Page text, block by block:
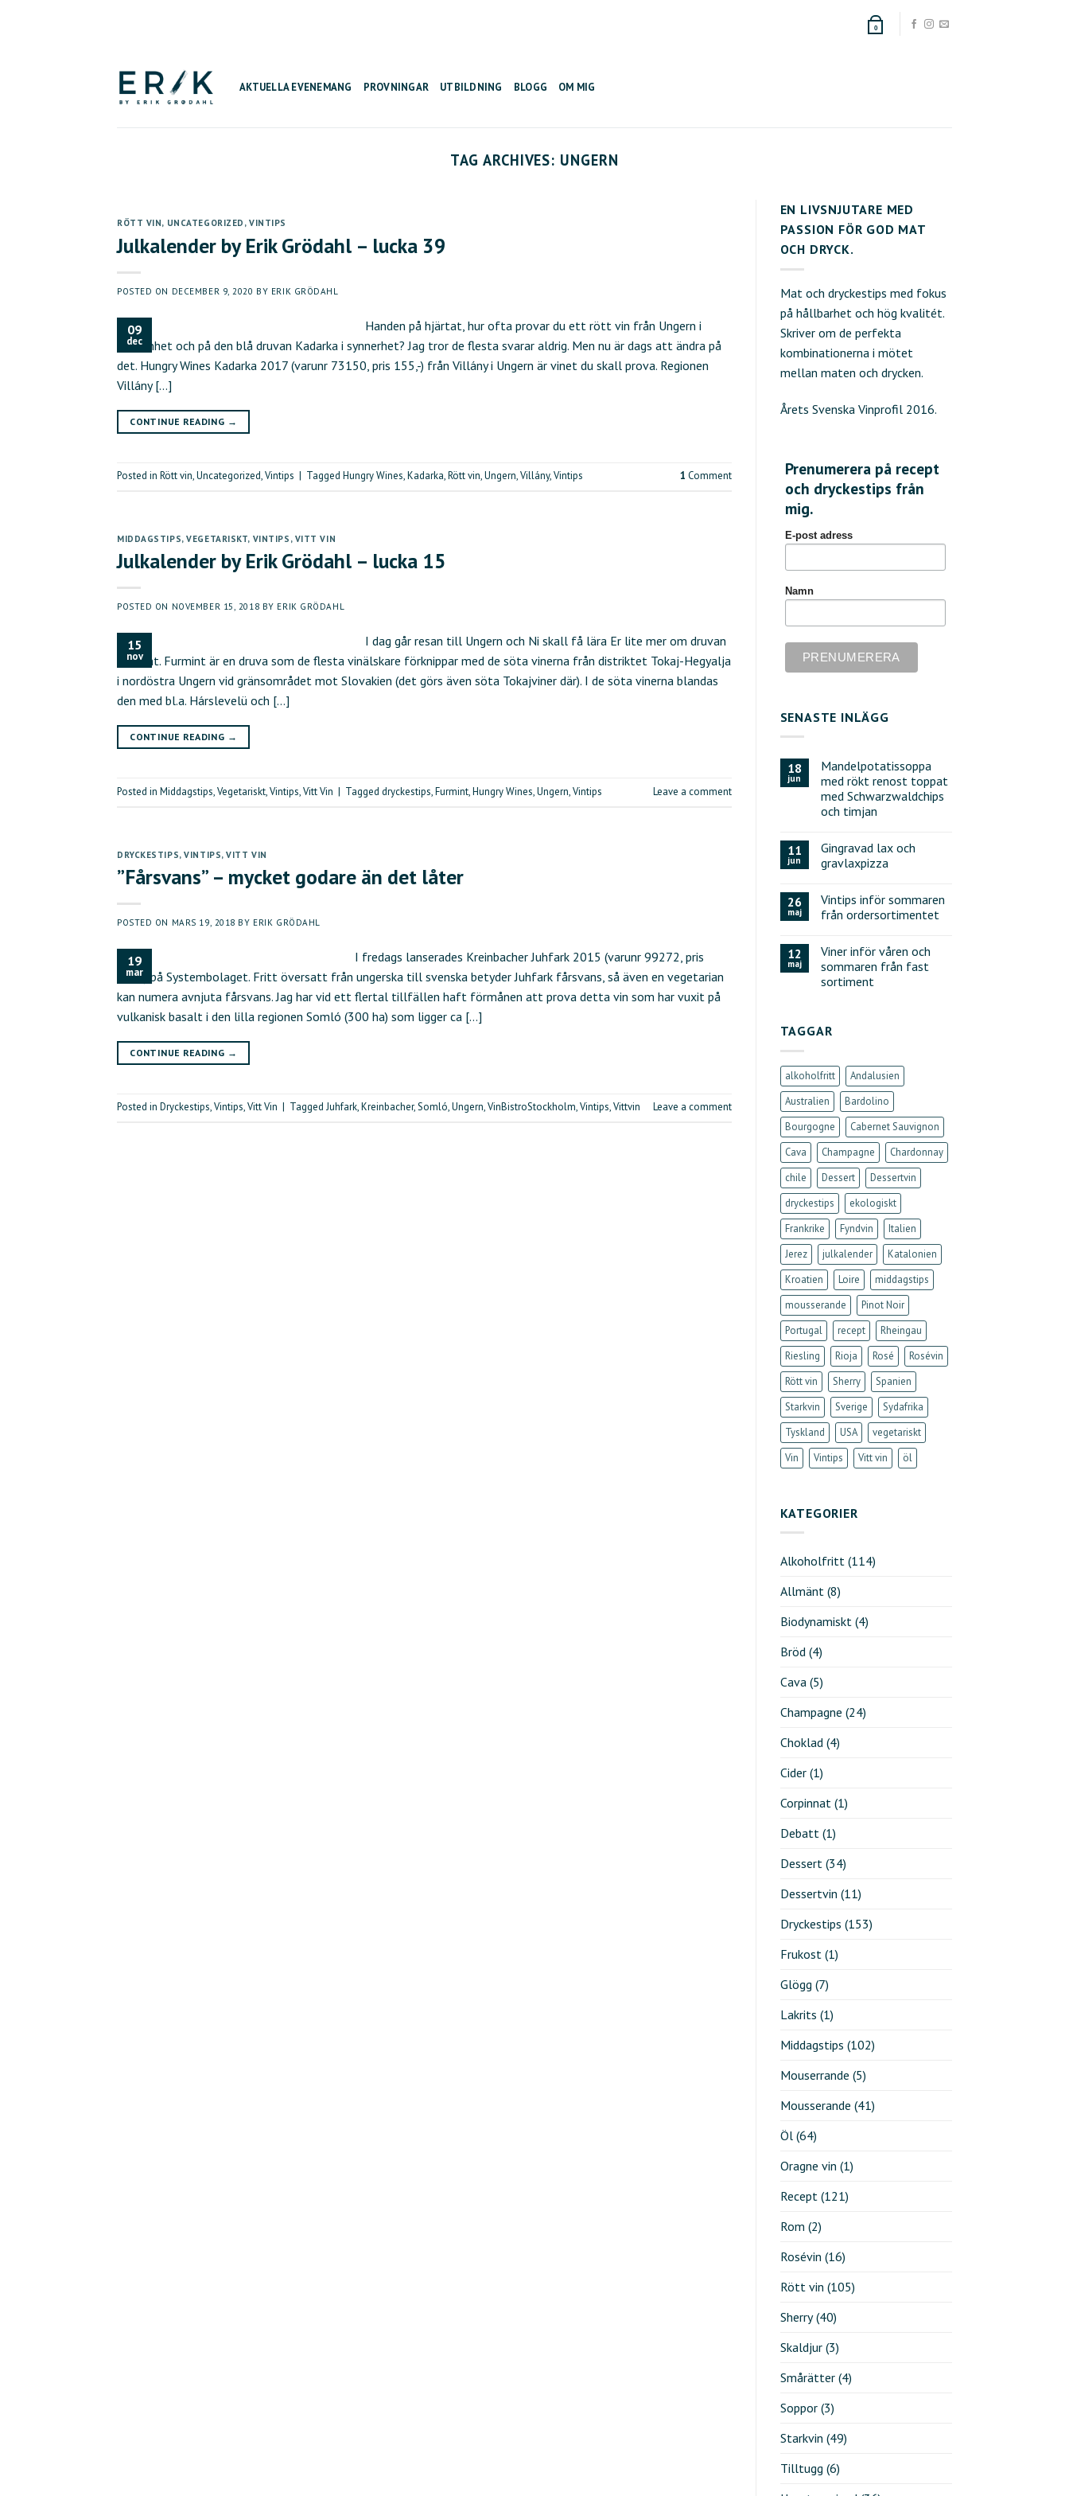
0
AKTUELLA EVENEMANG PROVNINGAR UTBILDNING BLOGG OM MIG
TAG ARCHIVES: UNGERN
RÖTT VIN, UNCATEGORIZED ,VINTIPS
Julkalender by Erik Grödahl – lucka 39
POSTED ON DECEMBER 9, 2020 BY ERIK GRÖDAHL
09
dec
Handen på hjärtat, hur ofta provar du ett rött vin från Ungern i
allmänhet och på den blå druvan Kadarka i synnerhet? Jag tror de flesta svarar aldrig. Men nu är dags att ändra på
det. Hungry Wines Kadarka 2017 (varunr 73150, pris 155,-) från Villány i Ungern är vinet du skall prova. Regionen
Villány […]
CONTINUE READING →
Posted in Rött vin,Uncategorized,Vintips | Tagged Hungry Wines,Kadarka,Rött vin,Ungern,Villány,Vintips 1 Comment
MIDDAGSTIPS,VEGETARISKT, VINTIPS , VITT VIN
Julkalender by Erik Grödahl – lucka 15
POSTED ON NOVEMBER 15, 2018 BY ERIK GRÖDAHL
15
nov
I dag går resan till Ungern och Ni skall få lära Er lite mer om druvan
Furmint. Furmint är en druva som de flesta vinälskare förknippar med de söta vinerna från distriktet Tokaj-Hegyalja
i nordöstra Ungern vid gränsområdet mot Slovakien (det görs även söta Tokajviner där). I de söta vinerna blandas
den med bl.a. Hárslevelü och […]
CONTINUE READING →
Posted in Middagstips,Vegetariskt,Vintips,Vitt Vin | Tagged dryckestips,Furmint,Hungry Wines,Ungern,Vintips Leave a comment
DRYCKESTIPS,VINTIPS,VITT VIN
”Fårsvans” – mycket godare än det låter
POSTED ON MARS 19, 2018 BY ERIK GRÖDAHL
19
mar
I fredags lanserades Kreinbacher Juhfark 2015 (varunr 99272, pris
129,-) på Systembolaget. Fritt översatt från ungerska till svenska betyder Juhfark fårsvans, så även en vegetarian
kan numera avnjuta fårsvans. Jag har vid ett flertal tillfällen haft förmånen att prova detta vin som har vuxit på
vulkanisk basalt i den lilla regionen Somló (300 ha) som ligger ca […]
CONTINUE READING →
Posted in Dryckestips,Vintips,Vitt Vin Tagged Juhfark,Kreinbacher,Somló,Ungern,VinBistroStockholm,Vintips,Vittvin Leave a comment
EN LIVSNJUTARE MED
PASSION FÖR GOD MAT
OCH DRYCK.
Mat och dryckestips med fokus
på hållbarhet och hög kvalitét.
Skriver om de perfekta
kombinationerna i mötet
mellan maten och drycken.
Årets Svenska Vinprofil 2016.
Prenumerera på recept
och dryckestips från
mig.
E-post adress
Namn
SENASTE INLÄGG
18
jun
Mandelpotatissoppa
med rökt renost toppat
med Schwarzwaldchips
och timjan
11
jun
Gingravad lax och
gravlaxpizza
26
maj
Vintips inför sommaren
från ordersortimentet
12
maj
Viner inför våren och
sommaren från fast
sortiment
TAGGAR
alkoholfritt
Andalusien
Australien
Bardolino
Bourgogne
Cabernet Sauvignon
Cava
Champagne
Chardonnay
chile
Dessert
Dessertvin
dryckestips
ekologiskt
Frankrike
Fyndvin
Italien
Jerez
julkalender
Katalonien
Kroatien
Loire
middagstips
mousserande
Pinot Noir
Portugal
recept
Rheingau
Riesling
Rioja Rosé
Rosévin
Rött vin
Sherry
Spanien
Starkvin
Sverige
Sydafrika
Tyskland
USA
vegetariskt
Vin
Vintips Vitt vin öl
KATEGORIER
Alkoholfritt(114)
Allmänt(8)
Biodynamiskt(4)
Bröd(4)
Cava(5)
Champagne (24)
Choklad(4)
Cider(1)
Corpinnat(1)
Debatt(1)
Dessert(34)
Dessertvin (11)
Dryckestips (153)
Frukost(1)
Glögg (7)
Lakrits (1)
Middagstips (102)
Mouserrande (5)
Mousserande (41)
Öl(64)
Oragne vin (1)
Recept(121)
Rom (2)
Rosévin (16)
Rött vin (105)
Sherry(40)
Skaldjur(3)
Smårätter(4)
Soppor(3)
Starkvin (49)
Tilltugg (6)